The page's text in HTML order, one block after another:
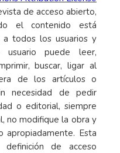
de acceso abierto,
el contenido está
todos los usuarios y
usuario puede leer,
buscar, ligar al
de los artículos o
necesidad de pedir
o editorial, siempre
no modifique la obra y
apropiadamente. Esta
de acceso